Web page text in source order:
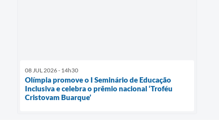
08 JUL 2026 - 14h30
Olímpia promove o I Seminário de Educação
Inclusiva e celebra o prêmio nacional ‘Troféu
Cristovam Buarque’